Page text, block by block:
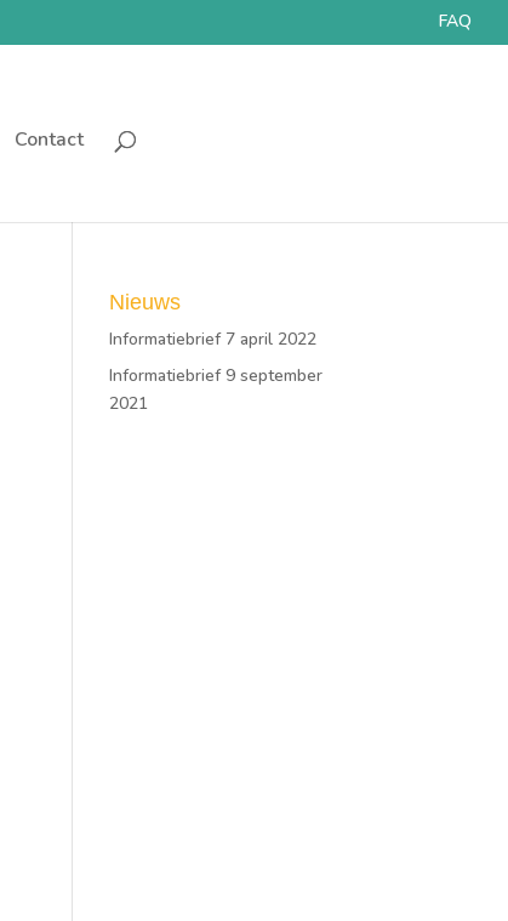
FAQ
Contact
Nieuws
Informatiebrief 7 april 2022
Informatiebrief 9 september
2021